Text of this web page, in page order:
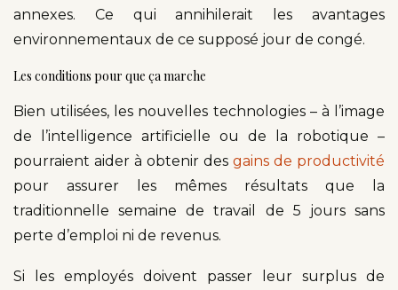
annexes. Ce qui annihilerait les avantages
environnementaux de ce supposé jour de congé.
Les conditions pour que ça marche
Bien utilisées, les nouvelles technologies – à l’image
de l’intelligence artificielle ou de la robotique –
pourraient aider à obtenir des gains de productivité
pour assurer les mêmes résultats que la
traditionnelle semaine de travail de 5 jours sans
perte d’emploi ni de revenus.
Si les employés doivent passer leur surplus de